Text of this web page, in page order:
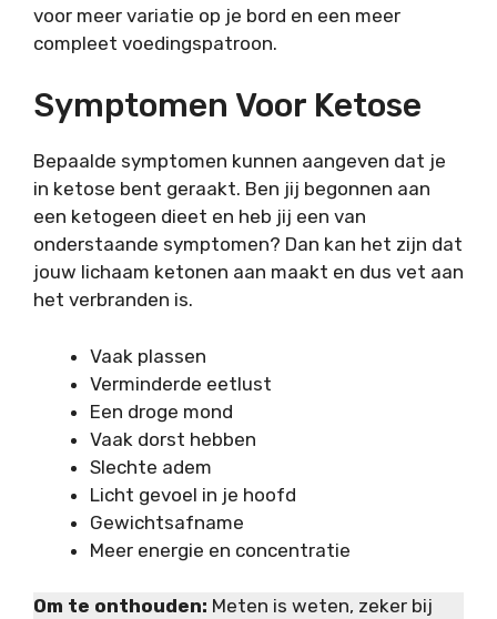
voor meer variatie op je bord en een meer
compleet voedingspatroon.
Symptomen Voor Ketose
Bepaalde symptomen kunnen aangeven dat je
in ketose bent geraakt. Ben jij begonnen aan
een ketogeen dieet en heb jij een van
onderstaande symptomen? Dan kan het zijn dat
jouw lichaam ketonen aan maakt en dus vet aan
het verbranden is.
Vaak plassen
Verminderde eetlust
Een droge mond
Vaak dorst hebben
Slechte adem
Licht gevoel in je hoofd
Gewichtsafname
Meer energie en concentratie
Om te onthouden: Meten is weten, zeker bij